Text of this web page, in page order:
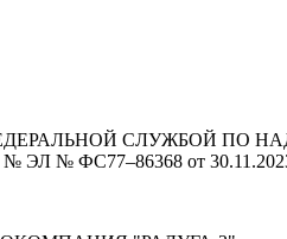
ФЕДЕРАЛЬНОЙ
от 30.11.2023 г.